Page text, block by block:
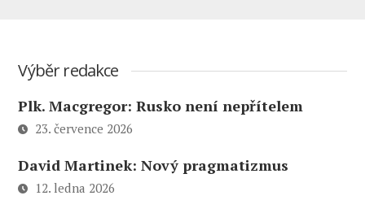
Výběr redakce
Plk. Macgregor: Rusko není nepřítelem
23. července 2026
David Martinek: Nový pragmatizmus
12. ledna 2026